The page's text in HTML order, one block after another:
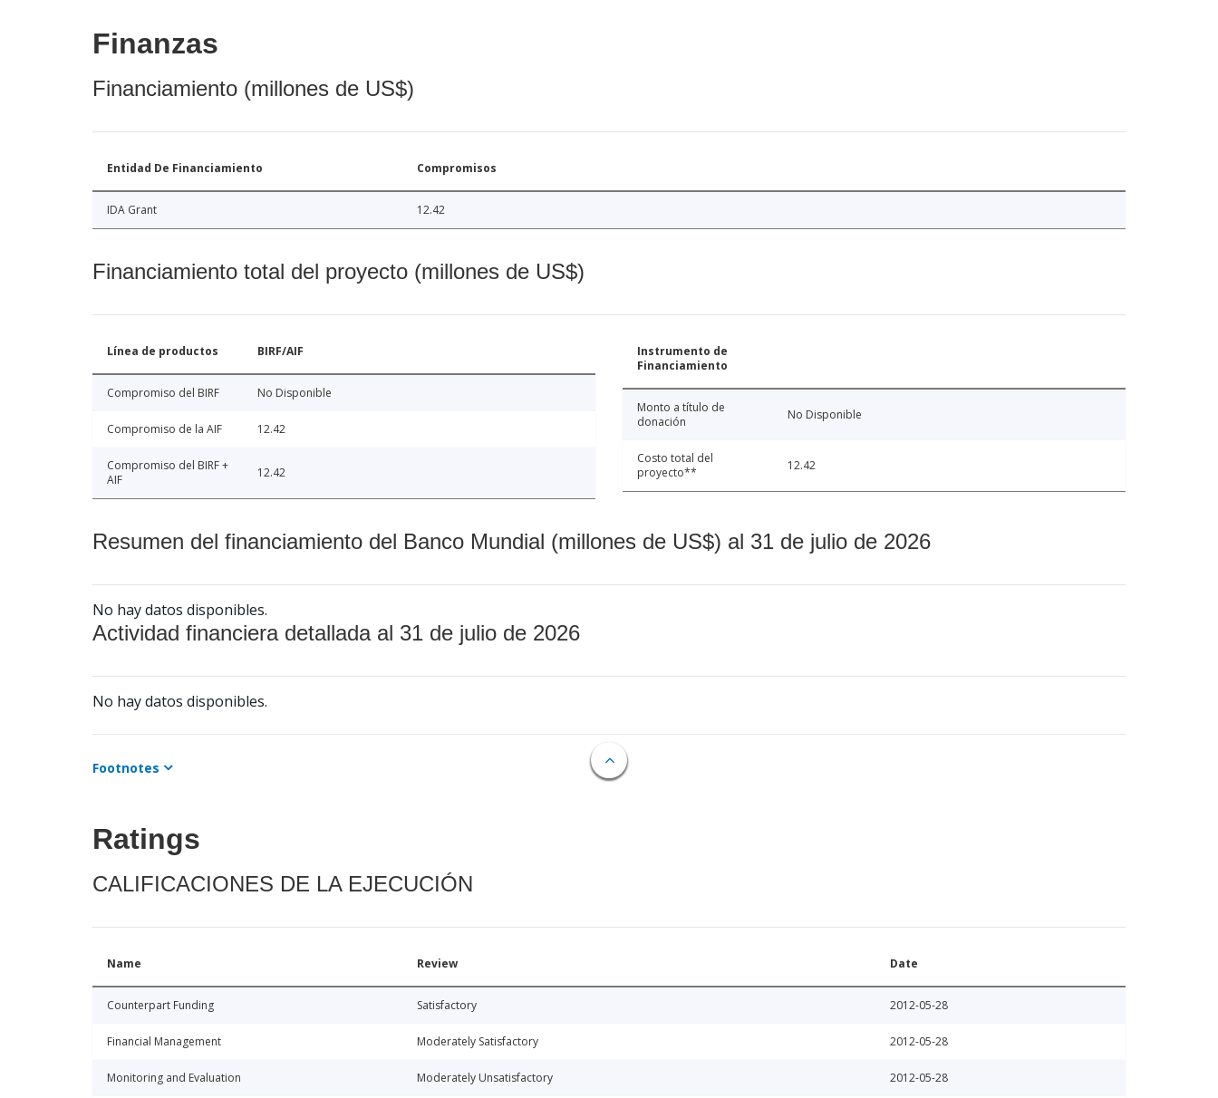
Finanzas
Financiamiento (millones de US$)
Entidad De Financiamiento Compromisos
IDA Grant 12.42
Financiamiento total del proyecto (millones de US$)
Línea de productos BIRF/AIF
Compromiso del BIRF No Disponible
Compromiso de la AIF 12.42
Compromiso del BIRF +
AIF
12.42
Instrumento de
Financiamiento
Monto a título de
donación
No Disponible
Costo total del
proyecto**
12.42
Resumen del financiamiento del Banco Mundial (millones de US$) al 31 de julio de 2026
No hay datos disponibles.
Actividad financiera detallada al 31 de julio de 2026
No hay datos disponibles.
Footnotes
Ratings
CALIFICACIONES DE LA EJECUCIÓN
Name Review Date
Counterpart Funding Satisfactory 2012-05-28
Financial Management Moderately Satisfactory 2012-05-28
Monitoring and Evaluation Moderately Unsatisfactory 2012-05-28